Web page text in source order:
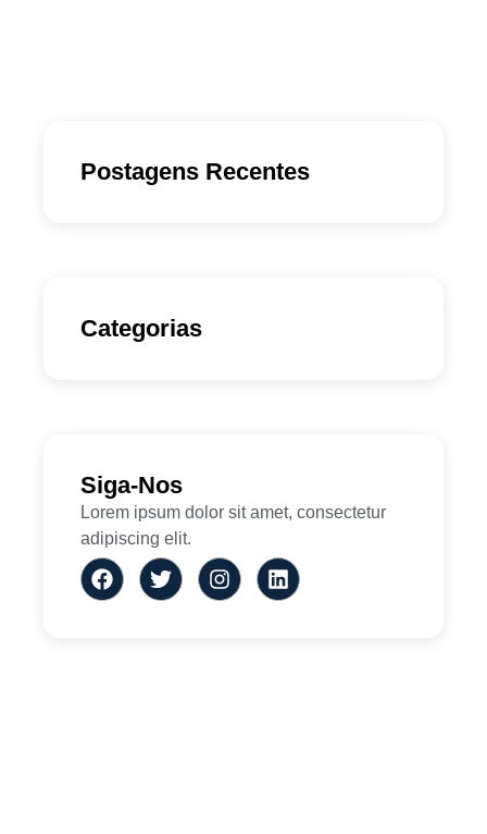
Postagens Recentes
Categorias
Siga-Nos
Lorem ipsum dolor sit amet, consectetur
adipiscing elit.